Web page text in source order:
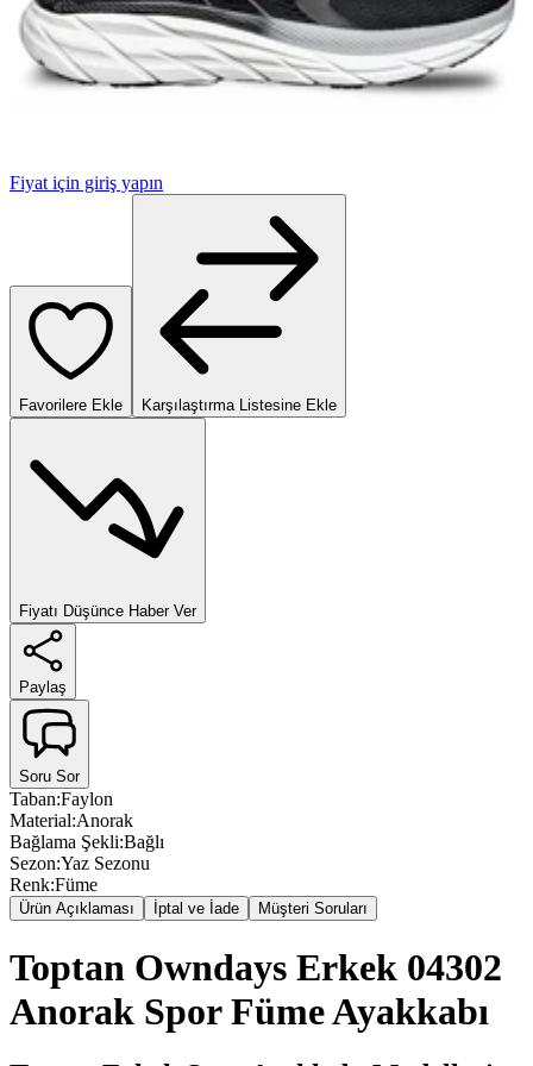
Fiyat için giriş yapın
Favorilere Ekle Karşılaştırma Listesine Ekle
Fiyatı Düşünce Haber Ver
Paylaş
Soru Sor
Taban:Faylon
Material:Anorak
Bağlama Şekli:Bağlı
Sezon:Yaz Sezonu
Renk:Füme
Ürün Açıklaması İptal ve İade Müşteri Soruları
Toptan Owndays Erkek 04302
Anorak Spor Füme Ayakkabı